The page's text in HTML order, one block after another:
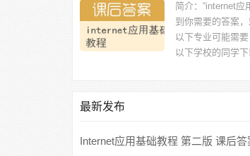
简介： “internet应
到你需要的答案，
以下专业可能需要
以下学校的同学
最新发布
Internet应用基础教程 第二版 课后